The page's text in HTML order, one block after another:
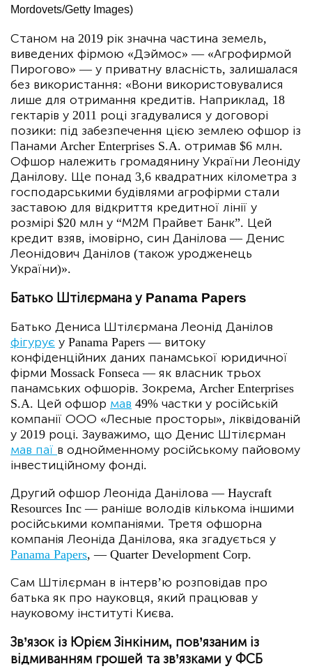
Mordovets/Getty Images)
Станом на 2019 рік значна частина земель,
виведених фірмою «Дэймос» — «Агрофирмой
Пирогово» — у приватну власність, залишалася
без використання: «Вони використовувалися
лише для отримання кредитів. Наприклад, 18
гектарів у 2011 році згадувалися у договорі
позики: під забезпечення цією землею офшор із
Панами Archer Enterprises S.A. отримав $6 млн.
Офшор належить громадянину України Леоніду
Данілову. Ще понад 3,6 квадратних кілометра з
господарськими будівлями агрофірми стали
заставою для відкриття кредитної лінії у
розмірі $20 млн у “М2М Прайвет Банк”. Цей
кредит взяв, імовірно, син Данілова — Денис
Леонідович Данілов (також уродженець
України)».
Батько Штілєрмана у Panama Papers
Батько Дениса Штілєрмана Леонід Данілов
фігурує у Panama Papers — витоку
конфіденційних даних панамської юридичної
фірми Mossack Fonseca — як власник трьох
панамських офшорів. Зокрема, Archer Enterprises
S.A. Цей офшор мав 49% частки у російській
компанії ООО «Лесные просторы», ліквідованій
у 2019 році. Зауважимо, що Денис Штілєрман
мав паї в однойменному російському пайовому
інвестиційному фонді.
Другий офшор Леоніда Данілова — Haycraft
Resources Inc — раніше володів кількома іншими
російськими компаніями. Третя офшорна
компанія Леоніда Данілова, яка згадується у
Panama Papers, — Quarter Development Corp.
Сам Штілєрман в інтерв’ю розповідав про
батька як про науковця, який працював у
науковому інституті Києва.
Зв’язок із Юрієм Зінкіним, пов’язаним із
відмиванням грошей та зв’язками у ФСБ